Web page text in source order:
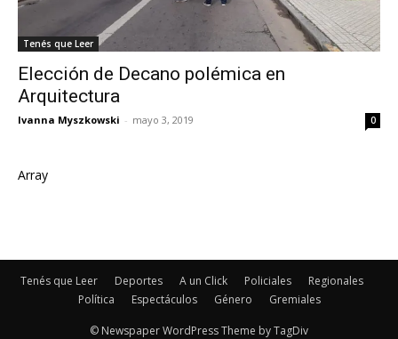
Tenés que Leer
Elección de Decano polémica en
Arquitectura
Ivanna Myszkowski - mayo 3, 2019 0
Array
Tenés que Leer Deportes A un Click Policiales
Regionales
Política
Espectáculos Género Gremiales
© Newspaper WordPress Theme by TagDiv